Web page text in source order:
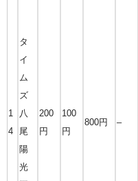
1
4
タ
イ
ム
ズ
八
尾
陽
光
200
円
100
円
800円 –